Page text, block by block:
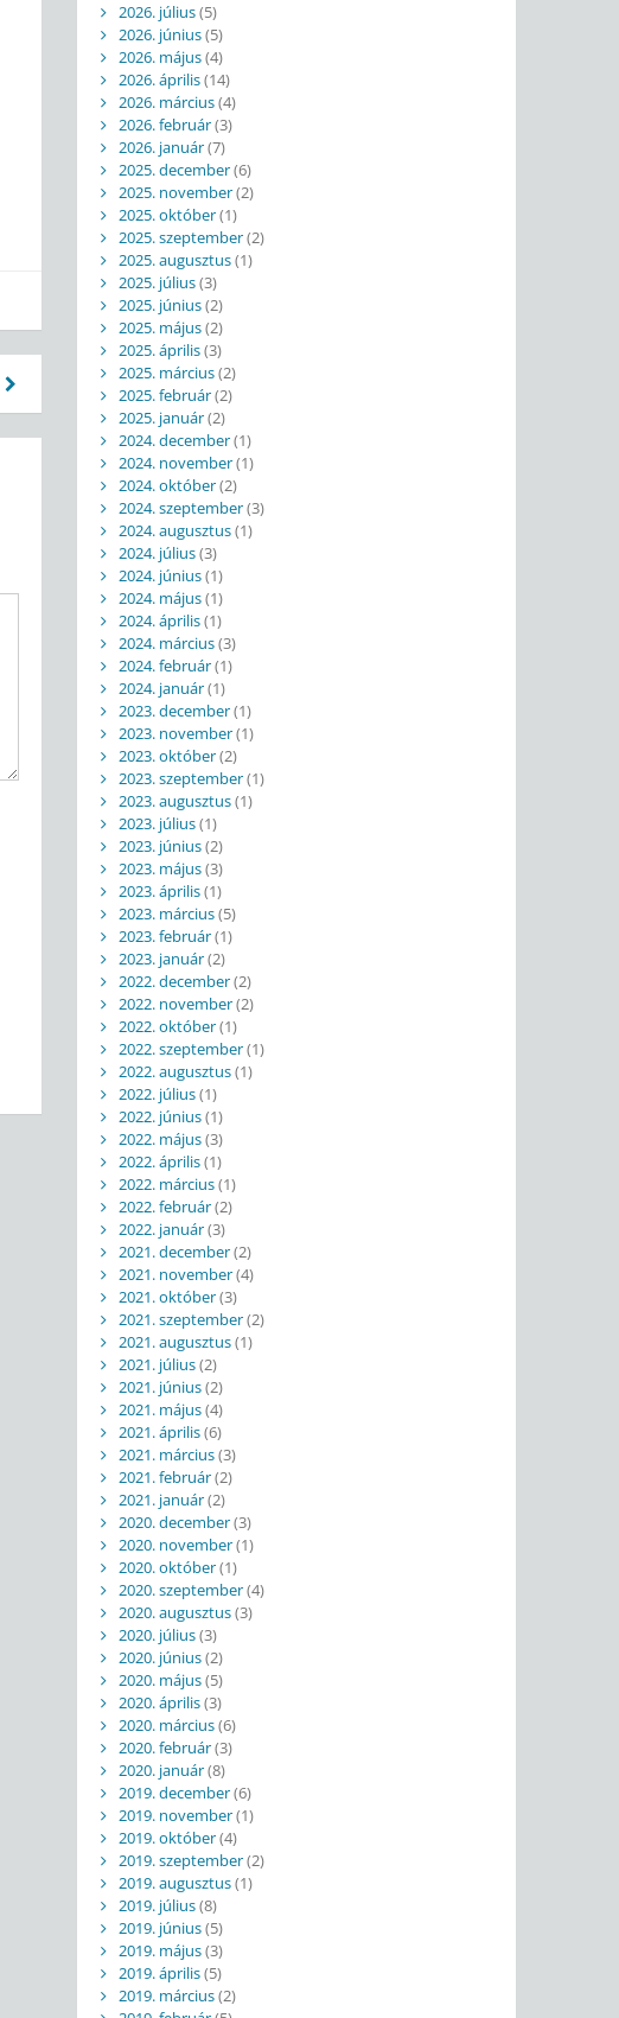
2026. július(5)
2026. június(5)
2026. május(4)
2026. április(14)
2026. március(4)
2026. február(3)
2026. január(7)
2025. december(6)
2025. november(2)
2025. október(1)
2025. szeptember(2)
2025. augusztus(1)
2025. július(3)
2025. június(2)
2025. május(2)
2025. április(3)
2025. március(2)
2025. február(2)
2025. január(2)
2024. december(1)
2024. november(1)
2024. október(2)
2024. szeptember(3)
2024. augusztus(1)
2024. július(3)
2024. június(1)
2024. május(1)
2024. április(1)
2024. március(3)
2024. február(1)
2024. január(1)
2023. december(1)
2023. november(1)
2023. október(2)
2023. szeptember(1)
2023. augusztus(1)
2023. július(1)
2023. június(2)
2023. május(3)
2023. április(1)
2023. március(5)
2023. február(1)
2023. január(2)
2022. december(2)
2022. november(2)
2022. október(1)
2022. szeptember(1)
2022. augusztus(1)
2022. július(1)
2022. június(1)
2022. május(3)
2022. április(1)
2022. március(1)
2022. február(2)
2022. január(3)
2021. december(2)
2021. november(4)
2021. október(3)
2021. szeptember(2)
2021. augusztus(1)
2021. július(2)
2021. június(2)
2021. május(4)
2021. április(6)
2021. március(3)
2021. február(2)
2021. január(2)
2020. december(3)
2020. november(1)
2020. október(1)
2020. szeptember(4)
2020. augusztus(3)
2020. július(3)
2020. június(2)
2020. május(5)
2020. április(3)
2020. március(6)
2020. február(3)
2020. január(8)
2019. december(6)
2019. november(1)
2019. október(4)
2019. szeptember(2)
2019. augusztus(1)
2019. július(8)
2019. június(5)
2019. május(3)
2019. április(5)
2019. március(2)